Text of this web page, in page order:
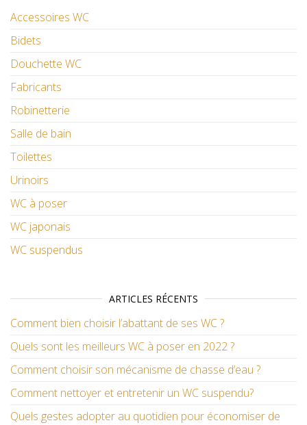
Accessoires WC
Bidets
Douchette WC
Fabricants
Robinetterie
Salle de bain
Toilettes
Urinoirs
WC à poser
WC japonais
WC suspendus
ARTICLES RÉCENTS
Comment bien choisir l’abattant de ses WC ?
Quels sont les meilleurs WC à poser en 2022 ?
Comment choisir son mécanisme de chasse d’eau ?
Comment nettoyer et entretenir un WC suspendu?
Quels gestes adopter au quotidien pour économiser de